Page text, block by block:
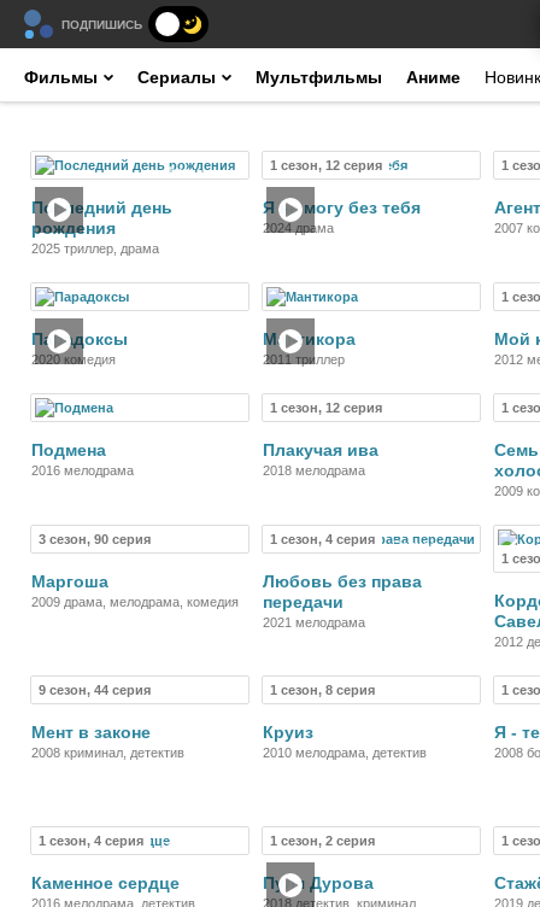
ПОДПИШИСЬ
Фильмы Сериалы Мультфильмы Аниме
Фильм
Последний день
рождения
2025 триллер, драма
1 сезон, 12 серия Сериал
Я не могу без тебя
2024 драма
1
2007
Парадоксы
2020 комедия
Мантикора
2011 триллер
1
Мой
2012
Подмена
2016 мелодрама
1 сезон, 12 серия
Плакучая ива
2018 мелодрама
1
Семь
2009
3 сезон, 90 серия
Маргоша
2009 драма, мелодрама, комедия
1 сезон, 4 серия Сериал
Любовь без права
передачи
2021 мелодрама
1
2012
9 сезон, 44 серия
Мент в законе
2008 криминал, детектив
1 сезон, 8 серия
Круиз
2010 мелодрама, детектив
1
Я -
2008
1 сезон, 4 серия Сериал
Каменное сердце
2016 мелодрама, детектив
1 сезон, 2 серия
Пуля Дурова
2018 детектив, криминал
1
2019